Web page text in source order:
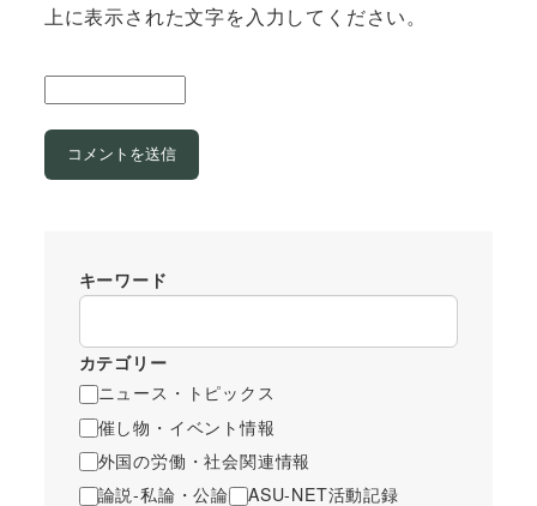
上に表示された文字を入力してください。
キーワード
カテゴリー
ニュース・トピックス
催し物・イベント情報
外国の労働・社会関連情報
論説-私論・公論
ASU-NET活動記録